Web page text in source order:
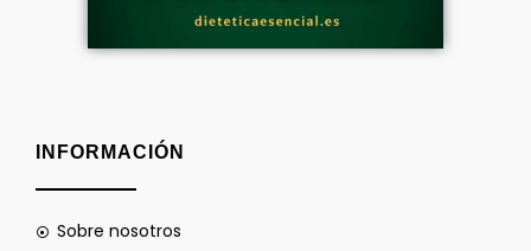
INFORMACIÓN
Sobre nosotros